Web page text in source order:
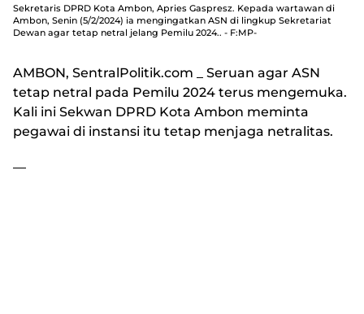
Sekretaris DPRD Kota Ambon, Apries Gaspresz. Kepada wartawan di
Ambon, Senin (5/2/2024) ia mengingatkan ASN di lingkup Sekretariat
Dewan agar tetap netral jelang Pemilu 2024.. - F:MP-
AMBON, SentralPolitik.com _ Seruan agar ASN
tetap netral pada Pemilu 2024 terus mengemuka.
Kali ini Sekwan DPRD Kota Ambon meminta
pegawai di instansi itu tetap menjaga netralitas.
—